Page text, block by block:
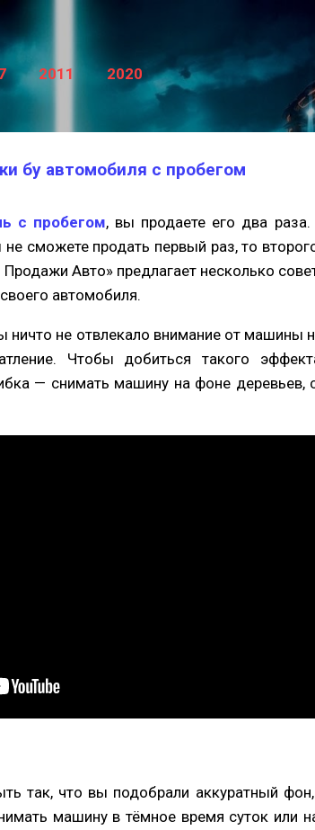
2011 2020
бу автомобиля с пробегом
с пробегом, вы продаете его два
сможете продать первый раз, то
Авто» предлагает несколько
автомобиля.
ничто не отвлекало внимание от машины
Чтобы добиться такого
— снимать машину на фоне деревьев,
так, что вы подобрали аккуратный
машину в тёмное время суток или